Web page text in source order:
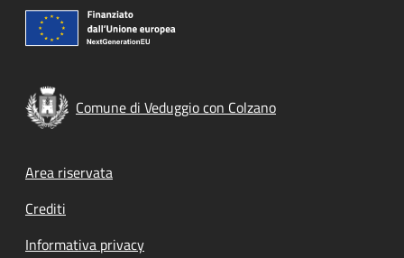
Comune di Veduggio con Colzano
Footer menu
Area riservata
Crediti
Informativa privacy